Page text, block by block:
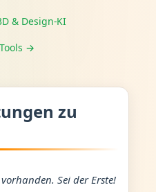
& Design-KI
→
zu
Sei der Erste!